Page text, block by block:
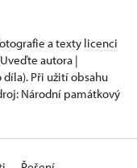
a texty licenci
autora |
Při užití obsahu
Národní památkový